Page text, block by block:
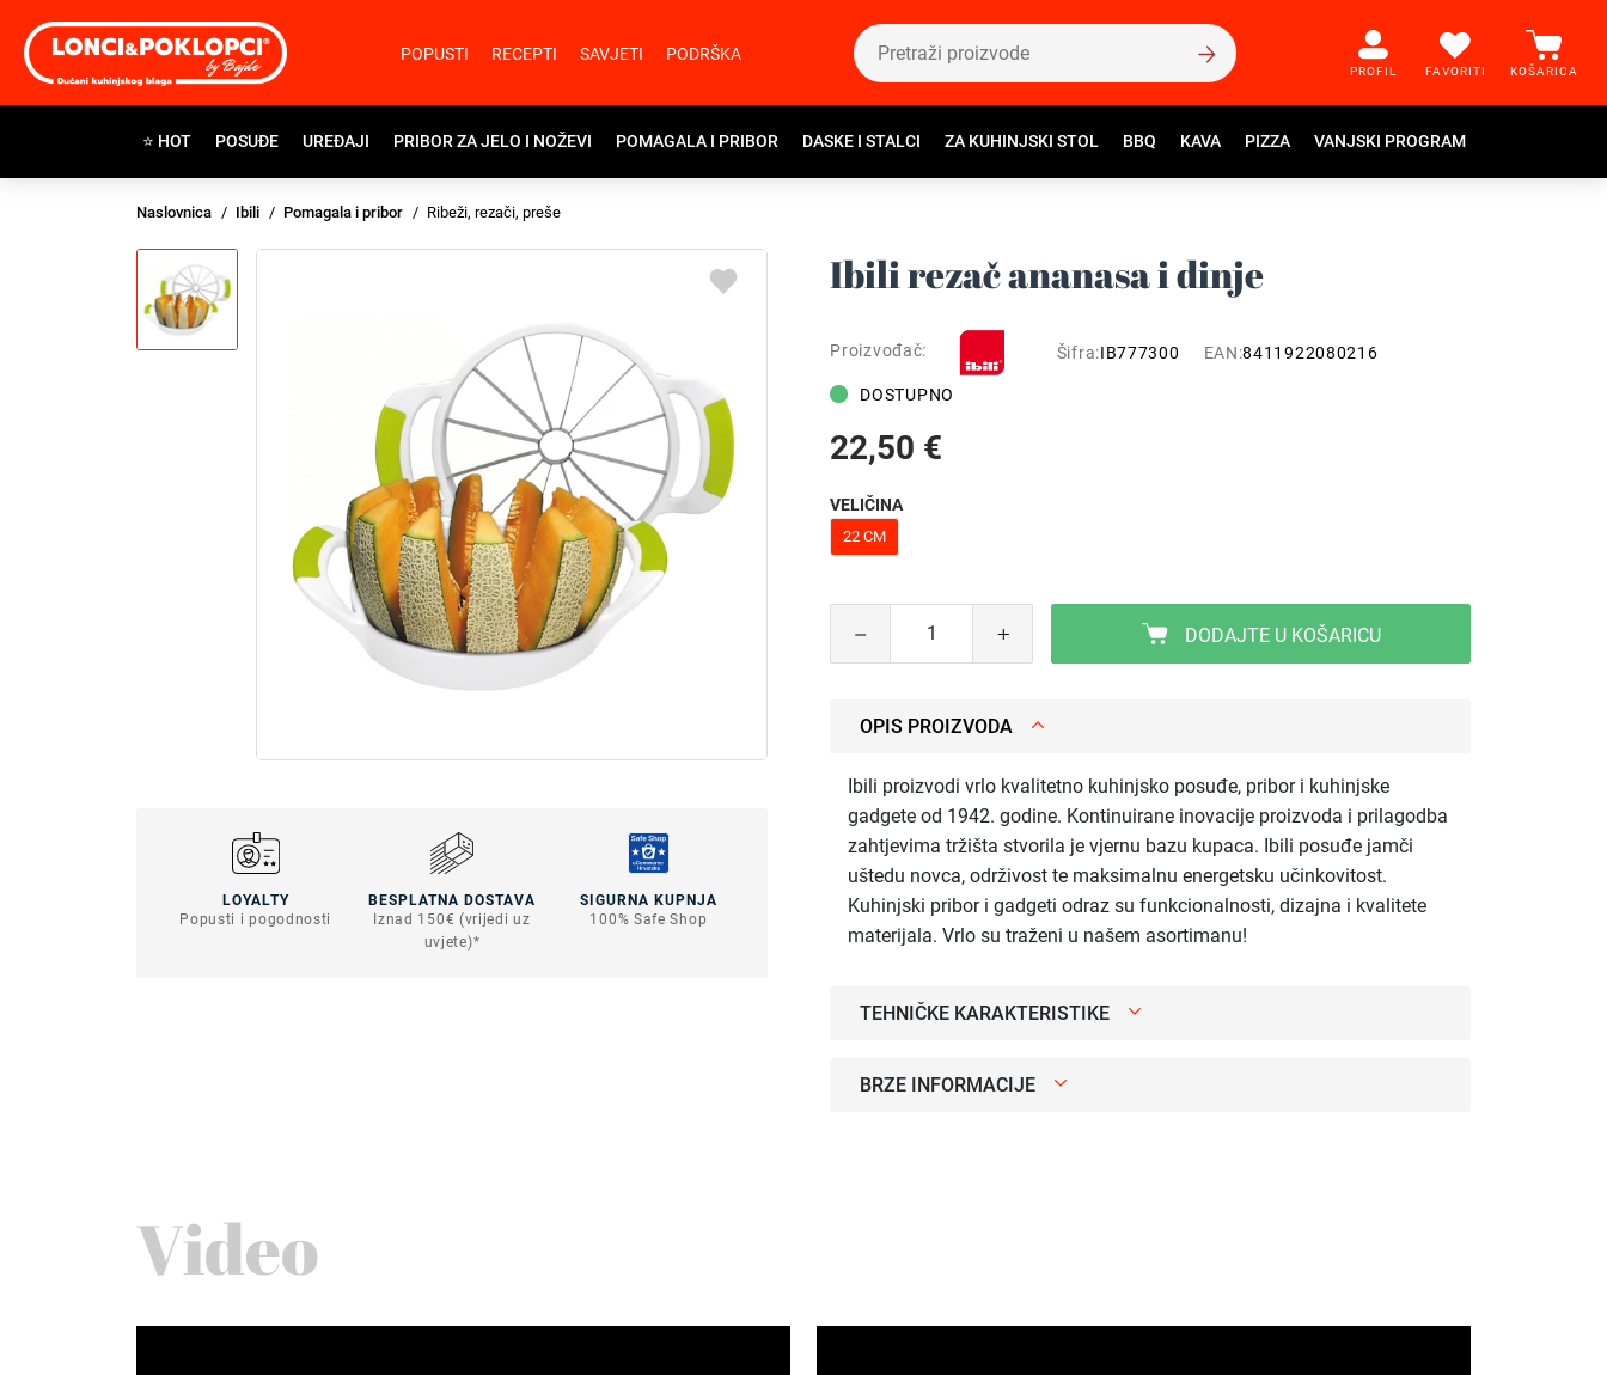
POPUSTI RECEPTI SAVJETI PODRŠKA
PROFIL FAVORITI KOŠARICA
⭐ HOT POSUĐE UREĐAJI PRIBOR ZA JELO I NOŽEVI POMAGALA I PRIBOR DASKE I STALCI ZA KUHINJSKI STOL BBQ KAVA PIZZA VANJSKI PROGRAM
Naslovnica Ibili Pomagala i pribor Ribeži, rezači, preše
LOYALTY
Popusti i pogodnosti
BESPLATNA DOSTAVA
Iznad 150€ (vrijedi uz
uvjete)*
SIGURNA KUPNJA
100% Safe Shop
Ibili rezač ananasa i dinje
Proizvođač: Šifra:IB777300 EAN:8411922080216
DOSTUPNO
22,50 €
VELIČINA
22 CM
DODAJTE U KOŠARICU
OPIS PROIZVODA
Ibili proizvodi vrlo kvalitetno kuhinjsko posuđe, pribor i kuhinjske
gadgete od 1942. godine. Kontinuirane inovacije proizvoda i prilagodba
zahtjevima tržišta stvorila je vjernu bazu kupaca. Ibili posuđe jamči
uštedu novca, održivost te maksimalnu energetsku učinkovitost.
Kuhinjski pribor i gadgeti odraz su funkcionalnosti, dizajna i kvalitete
materijala. Vrlo su traženi u našem asortimanu!
TEHNIČKE KARAKTERISTIKE
BRZE INFORMACIJE
Video